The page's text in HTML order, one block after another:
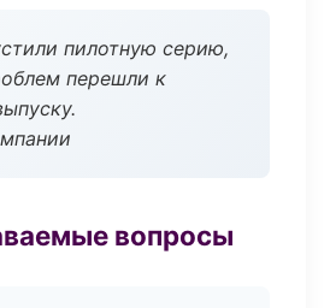
пилотную серию,
перешли к
вопросы